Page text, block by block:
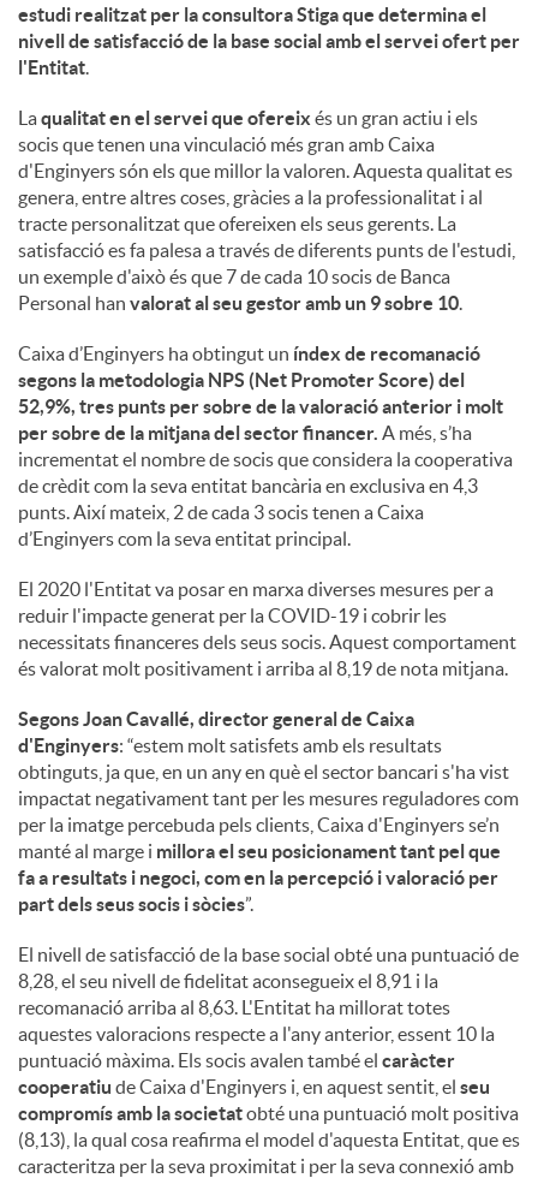
i
n
g
u
t
s
estudi realitzat per la consultora Stiga que determina el
nivell de satisfacció de la base social amb el servei ofert per
l'Entitat.
Laqualitat en el servei que ofereix és un gran actiu i els
socis que tenen una vinculació més gran amb Caixa
d'Enginyers són els que millor la valoren. Aquesta qualitat es
genera, entre altres coses, gràcies a la professionalitat i al
tracte personalitzat que ofereixen els seus gerents. La
satisfacció es fa palesa a través de diferents punts de l'estudi,
un exemple d'això és que 7 de cada 10 socis de Banca
Personal han valorat al seu gestor amb un 9 sobre 10.
Caixa d’Enginyers ha obtingut un índex de recomanació
segons la metodologia NPS (Net Promoter Score) del
52,9%, tres punts per sobre de la valoració anterior i molt
per sobre de la mitjana del sector financer. A més, s’ha
incrementat el nombre de socis que considera la cooperativa
de crèdit com la seva entitat bancària en exclusiva en 4,3
punts. Així mateix, 2 de cada 3 socis tenen a Caixa
d’Enginyers com la seva entitat principal.
El 2020 l'Entitat va posar en marxa diverses mesures per a
reduir l'impacte generat per la COVID-19 i cobrir les
necessitats financeres dels seus socis. Aquest comportament
és valorat molt positivament i arriba al 8,19 de nota mitjana.
Segons Joan Cavallé, director general de Caixa
d'Enginyers: “estem molt satisfets amb els resultats
obtinguts, ja que, en un any en què el sector bancari s'ha vist
impactat negativament tant per les mesures reguladores com
per la imatge percebuda pels clients, Caixa d'Enginyers se’n
manté al marge i millora el seu posicionament tant pel que
fa a resultats i negoci, com en la percepció i valoració per
part dels seus socis i sòcies”.
El nivell de satisfacció de la base social obté una puntuació de
8,28, el seu nivell de fidelitat aconsegueix el 8,91 i la
recomanació arriba al 8,63. L'Entitat ha millorat totes
aquestes valoracions respecte a l'any anterior, essent 10 la
puntuació màxima. Els socis avalen també el caràcter
cooperatiu de Caixa d'Enginyers i, en aquest sentit, el seu
compromís amb la societatobté una puntuació molt positiva
(8,13), la qual cosa reafirma el model d'aquesta Entitat, que es
caracteritza per la seva proximitat i per la seva connexió amb